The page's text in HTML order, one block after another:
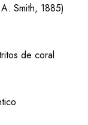
Smith, 1885)
de coral